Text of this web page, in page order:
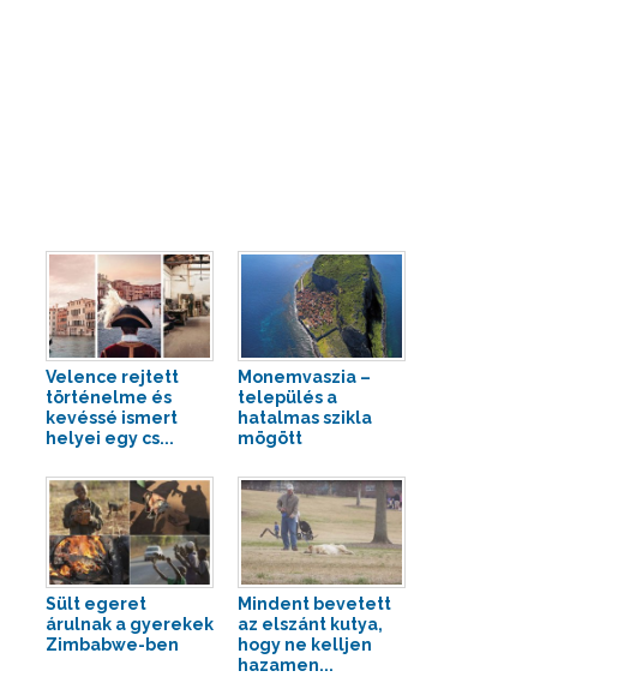
Velence rejtett
történelme és
kevéssé ismert
helyei egy cs...
Monemvaszia –
település a
hatalmas szikla
mögött
Sült egeret
árulnak a gyerekek
Zimbabwe-ben
Mindent bevetett
az elszánt kutya,
hogy ne kelljen
hazamen...